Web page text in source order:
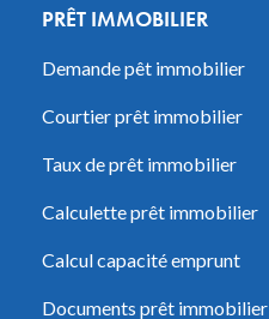
PRÊT IMMOBILIER
Demande pêt immobilier
Courtier prêt immobilier
Taux de prêt immobilier
Calculette prêt immobilier
Calcul capacité emprunt
Documents prêt immobilier